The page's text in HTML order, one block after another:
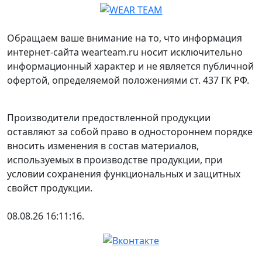
Обращаем ваше внимание на то, что информация
интернет-сайта wearteam.ru носит исключительно
информационный характер и не является публичной
офертой, определяемой положениями ст. 437 ГК РФ.
Производители предоствленной продукции
оставляют за собой право в одностороннем порядке
вносить изменения в состав материалов,
используемых в производстве продукции, при
условии сохранения функциональных и защитных
свойст продукции.
08.08.26 16:11:16.